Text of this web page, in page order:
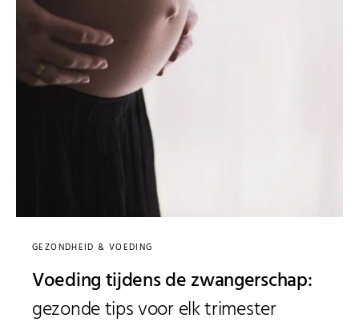
GEZONDHEID & VOEDING
Voeding tijdens de zwangerschap:
gezonde tips voor elk trimester